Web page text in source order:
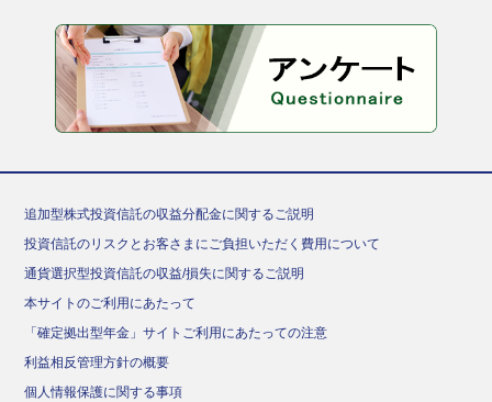
追加型株式投資信託の収益分配金に関するご説明
投資信託のリスクとお客さまにご負担いただく費用について
通貨選択型投資信託の収益/損失に関するご説明
本サイトのご利用にあたって
「確定拠出型年金」サイトご利用にあたっての注意
利益相反管理方針の概要
個人情報保護に関する事項